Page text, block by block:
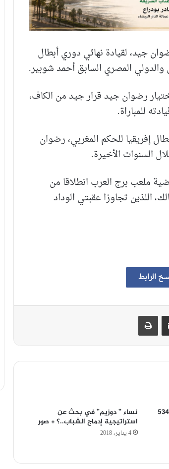
جيد، لقيادة نهائي دوري أبطال
والدولي المصري السابق أحمد شوبير.
رضوان جيد قرار جيد من الكاف،
للمباراة.
إفريقيا للحكم المغربي، رضوان
السنوات الأخيرة.
ملعب برج العرب انطلاقا من
اللذين تجاوزا عقبتي الوداد
الرابط
جهة الدارالبيضاء سطات تسجل 534
نساء ” دوزيم” في بحث عن
استراتيجية إدماج الشباب..؟ + صور
4 يناير، 2018